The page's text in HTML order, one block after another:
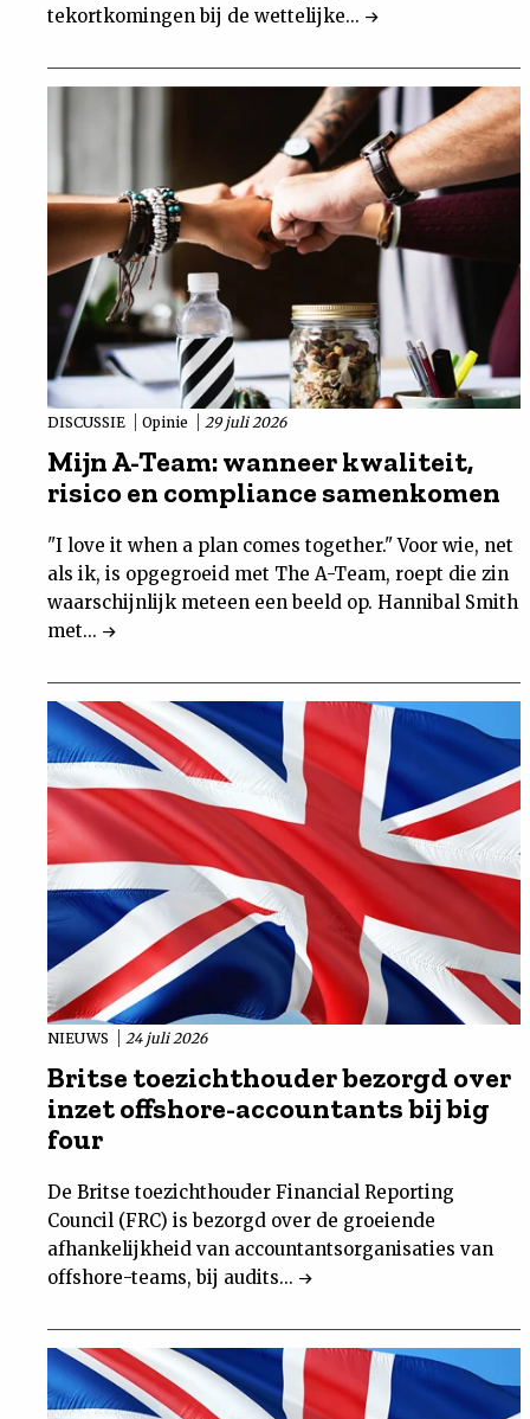
tekortkomingen bij de wettelijke...
DISCUSSIE Opinie 29 juli 2026
Mijn A-Team: wanneer kwaliteit,
risico en compliance samenkomen
"I love it when a plan comes together." Voor wie, net
als ik, is opgegroeid met The A-Team, roept die zin
waarschijnlijk meteen een beeld op. Hannibal Smith
met...
NIEUWS 24 juli 2026
Britse toezichthouder bezorgd over
inzet offshore-accountants bij big
four
De Britse toezichthouder Financial Reporting
Council (FRC) is bezorgd over de groeiende
afhankelijkheid van accountantsorganisaties van
offshore-teams, bij audits...